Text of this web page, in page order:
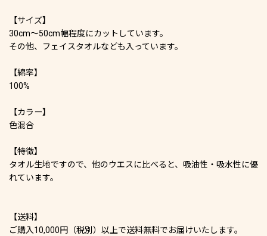
【サイズ】
30cm〜50cm幅程度にカットしています。
その他、フェイスタオルなども入っています。
【綿率】
100%
【カラー】
色混合
【特徴】
タオル生地ですので、他のウエスに比べると、吸油性・吸水性に優
れています。
【送料】
ご購入10,000円（税別）以上で送料無料でお届けいたします。